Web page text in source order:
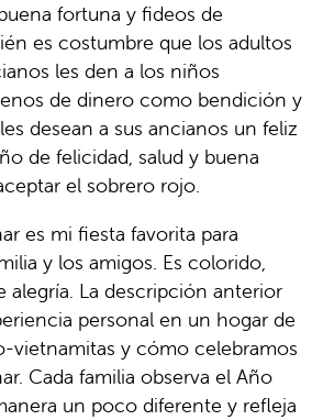
fortuna y fideos de
es costumbre que los adultos
les den a los niños
de dinero como bendición y
desean a sus ancianos un feliz
de felicidad, salud y buena
el sobrero rojo.
es mi fiesta favorita para
y los amigos. Es colorido,
alegría. La descripción anterior
personal en un hogar de
vietnamitas y cómo celebramos
Cada familia observa el Año
un poco diferente y refleja